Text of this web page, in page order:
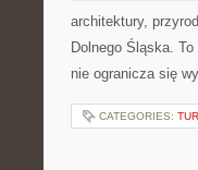
architektury,
Dolnego Śląska.
nie ogranicza się
CATEGORIES: